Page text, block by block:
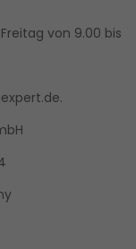
von 9.00 bis